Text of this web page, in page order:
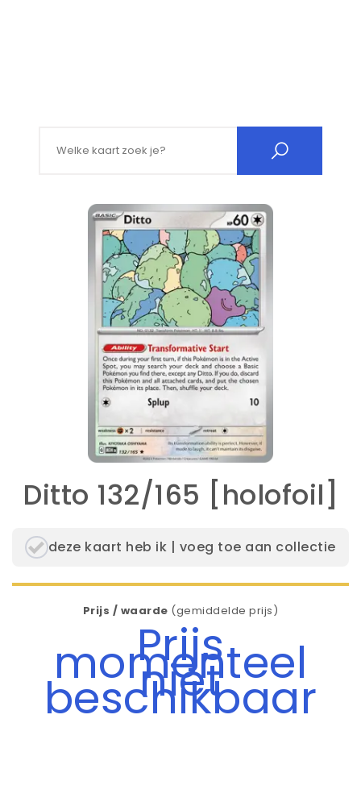
Ditto 132/165 [holofoil]
deze kaart heb ik | voeg toe aan collectie
Prijs / waarde (gemiddelde prijs)
Prijs
momenteel
niet
beschikbaar